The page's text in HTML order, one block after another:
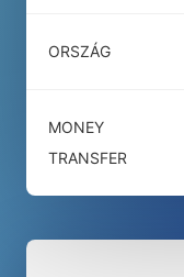
ORSZÁG
MONEY
TRANSFER